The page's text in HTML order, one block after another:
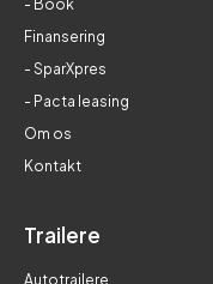
- Book
Finansering
- SparXpres
- Pacta leasing
Om os
Kontakt
Trailere
Autotrailere